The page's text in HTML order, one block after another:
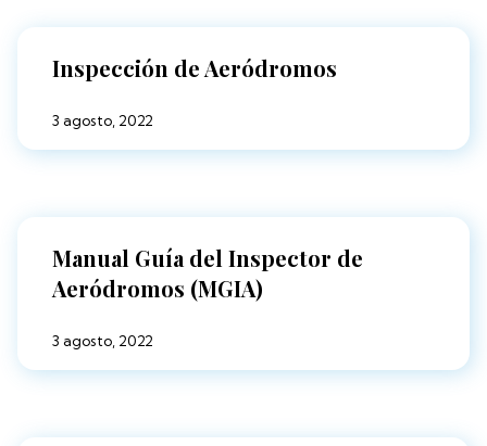
Inspección de Aeródromos
3 agosto, 2022
Manual Guía del Inspector de
Aeródromos (MGIA)
3 agosto, 2022